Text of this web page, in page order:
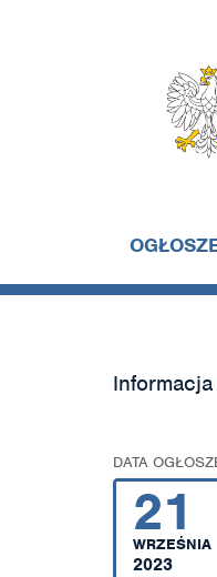
DATA
21
WRZEŚNIA
2023